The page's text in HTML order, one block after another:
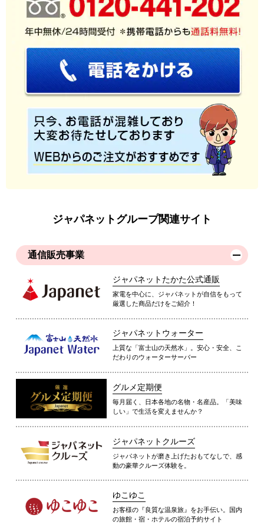
ジャパネットグループ関連サイト
通信販売事業
ジャパネットたかた公式通販
家電を中心に、ジャパネットが自信をもって
厳選した商品だけをご紹介！
ジャパネットウォーター
上質な「富士山の天然水」。安心・安全、こ
だわりのウォーターサーバー
グルメ定期便
毎月届く、日本各地の名物・名産品。「美味
しい」で生活を変えませんか？
ジャパネットクルーズ
ジャパネットが磨き上げたおもてなしで、感
動の豪華クルーズ体験を。
ゆこゆこ
お客様の『良質な温泉旅』をお手伝い。国内
の旅館・宿・ホテルの宿泊予約サイト